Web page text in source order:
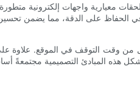
معيارية واجهات إلكترونية
الحفاظ على الدقة، مما يضمن
وقت التوقف في الموقع. علاوة